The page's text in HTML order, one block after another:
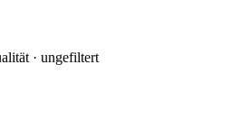
· ungefiltert